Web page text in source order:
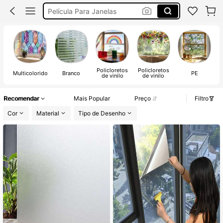
Pelicula Janela
Multicolorido Branco Policloretos
de vinilo
Policloretos
de vinilo PE
Recomendar Mais Popular Preço
Filtro
Cor
Material Tipo de Desenho